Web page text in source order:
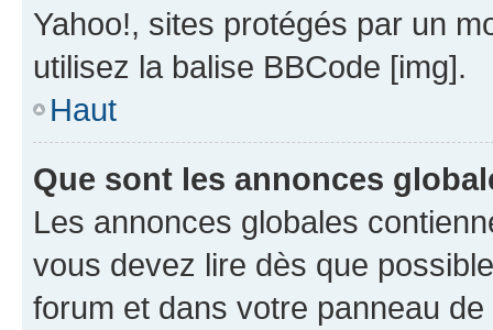
Yahoo!, sites protégés par un
utilisez la balise BBCode [img].
Haut
Que sont les annonces
Les annonces globales
vous devez lire dès que
forum et dans votre panneau